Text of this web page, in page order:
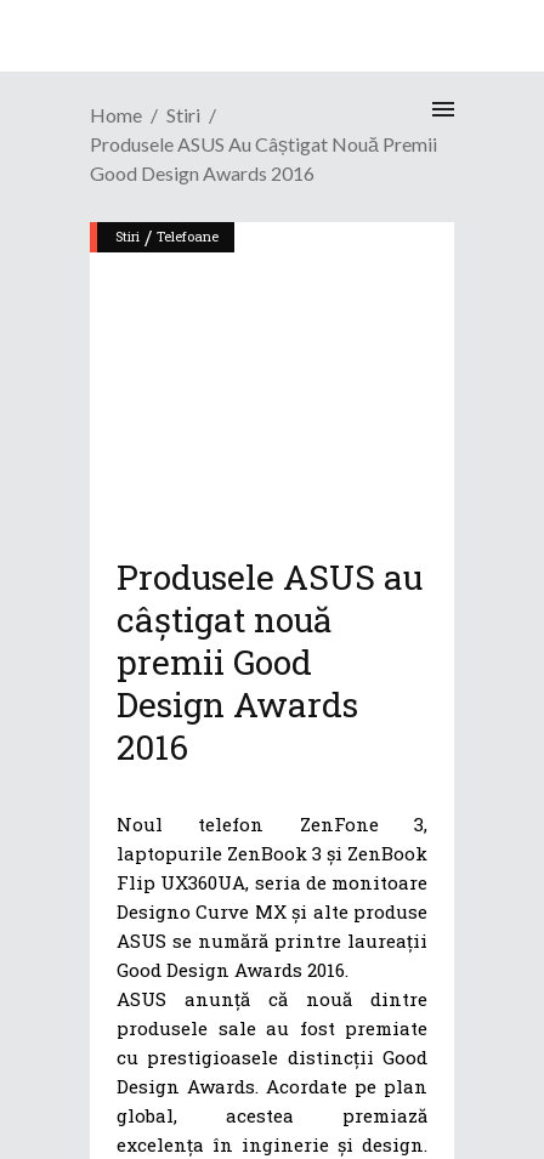
Home
Stiri
Produsele ASUS Au Câștigat Nouă Premii
Good Design Awards 2016
Stiri / Telefoane
Produsele ASUS au
câștigat nouă
premii Good
Design Awards
2016
Noul telefon ZenFone 3,
laptopurile ZenBook 3 și ZenBook
Flip UX360UA, seria de monitoare
Designo Curve MX și alte produse
ASUS se numără printre laureații
Good Design Awards 2016.
ASUS anunță că nouă dintre
produsele sale au fost premiate
cu prestigioasele distincții Good
Design Awards. Acordate pe plan
global, acestea premiază
excelența în inginerie și design.